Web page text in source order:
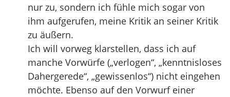
nur zu, sondern ich fühle mich sogar von
ihm aufgerufen, meine Kritik an seiner Kritik
zu äußern.
Ich will vorweg klarstellen, dass ich auf
manche Vorwürfe („verlogen“, „kenntnisloses
Dahergerede“, „gewissenlos“) nicht eingehen
möchte. Ebenso auf den Vorwurf einer